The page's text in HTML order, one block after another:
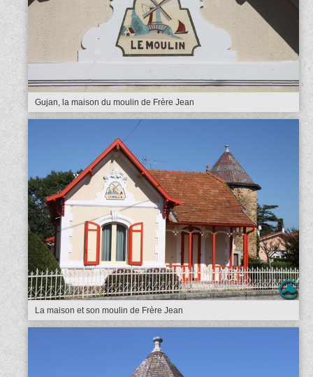
Gujan, la maison du moulin de Frère Jean
La maison et son moulin de Frère Jean